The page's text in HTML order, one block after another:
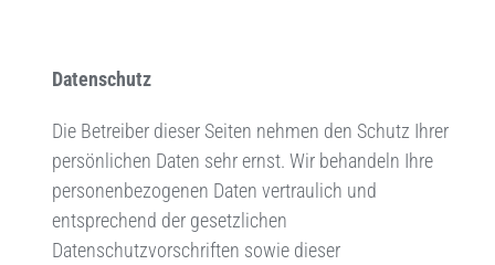
Datenschutz
Die Betreiber dieser Seiten nehmen den Schutz Ihrer
persönlichen Daten sehr ernst. Wir behandeln Ihre
personenbezogenen Daten vertraulich und
entsprechend der gesetzlichen
Datenschutzvorschriften sowie dieser